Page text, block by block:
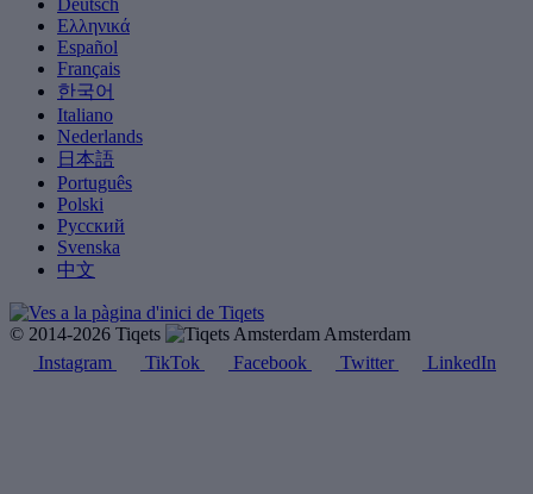
Ελληνικά
Español
Français
한국어
Italiano
Nederlands
日本語
Português
Polski
Русский
Svenska
中文
© 2014-2026 Tiqets
Amsterdam
Instagram
TikTok Facebook Twitter LinkedIn